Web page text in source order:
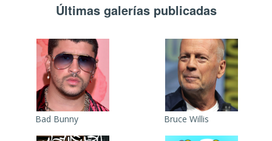
Últimas galerías publicadas
Bad Bunny Bruce Willis